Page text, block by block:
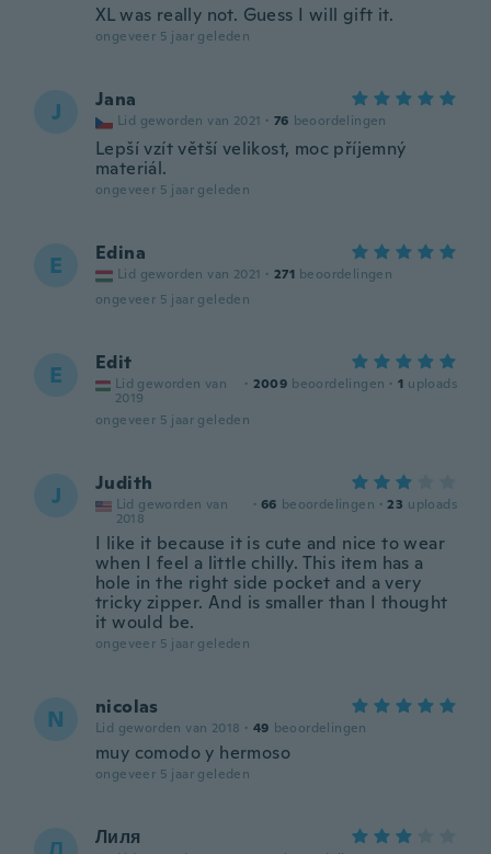
XL was really not. Guess I will gift it.
ongeveer 5 jaar geleden
J Jana
Lid geworden van 2021 · 76 beoordelingen
Lepší vzít větší velikost, moc příjemný
materiál.
ongeveer 5 jaar geleden
E Edina
Lid geworden van 2021 · 271 beoordelingen
ongeveer 5 jaar geleden
E Edit
Lid geworden van
2019
· 2009 beoordelingen · 1 uploads
ongeveer 5 jaar geleden
J Judith
Lid geworden van
2018
· 66 beoordelingen · 23 uploads
I like it because it is cute and nice to wear
when I feel a little chilly. This item has a
hole in the right side pocket and a very
tricky zipper. And is smaller than I thought
it would be.
ongeveer 5 jaar geleden
N nicolas
Lid geworden van 2018 · 49 beoordelingen
muy comodo y hermoso
ongeveer 5 jaar geleden
Лиля